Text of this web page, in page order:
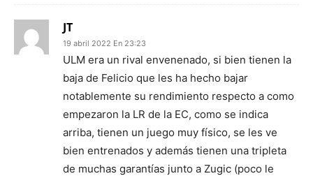
JT
19 abril 2022 En 23:23
ULM era un rival envenenado, si bien tienen la
baja de Felicio que les ha hecho bajar
notablemente su rendimiento respecto a como
empezaron la LR de la EC, como se indica
arriba, tienen un juego muy físico, se les ve
bien entrenados y además tienen una tripleta
de muchas garantías junto a Zugic (poco le